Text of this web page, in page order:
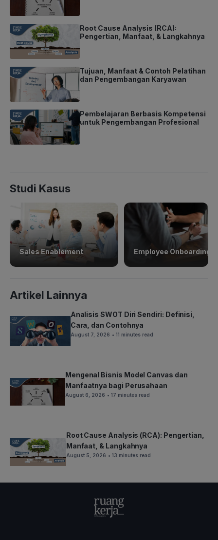
Root Cause Analysis (RCA):
Pengertian, Manfaat, & Langkahnya
Tujuan, Manfaat & Contoh Pelatihan
dan Pengembangan Karyawan
Pembelajaran Berbasis Kompetensi
untuk Pengembangan Profesional
Studi Kasus
Sales Enablement Employee Onboarding
Artikel Lainnya
Analisis SWOT Diri Sendiri: Definisi,
Cara, dan Contohnya
August 7, 2026 • 11 minutes read
Mengenal Bisnis Model Canvas dan
Manfaatnya bagi Perusahaan
August 6, 2026 • 17 minutes read
Root Cause Analysis (RCA): Pengertian,
Manfaat, & Langkahnya
August 5, 2026 • 13 minutes read